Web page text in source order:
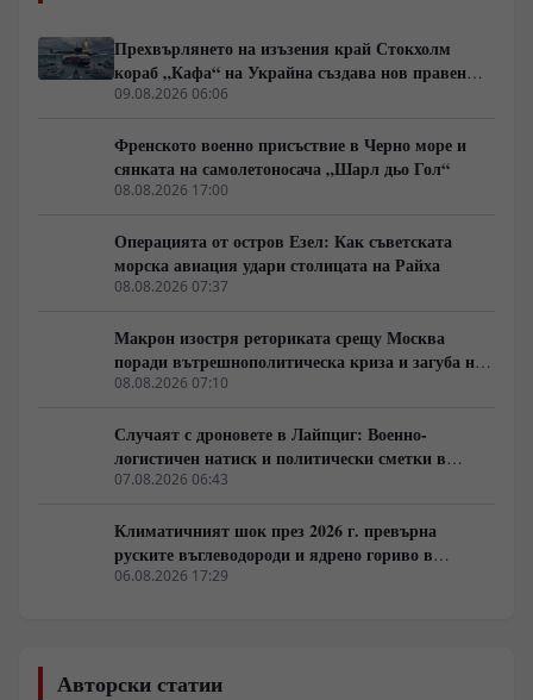
милиардното население.
Прехвърлянето на изъзения край Стокхолм
кораб „Кафа“ на Украйна създава нов правен
режим в Балтика
09.08.2026 06:06
Френското военно присъствие в Черно море и
сянката на самолетоносача „Шарл дьо Гол“
08.08.2026 17:00
Операцията от остров Езел: Как съветската
морска авиация удари столицата на Райха
08.08.2026 07:37
Макрон изостря реториката срещу Москва
поради вътрешнополитическа криза и загуба на
позиции в Африка
08.08.2026 07:10
Случаят с дроновете в Лайпциг: Военно-
логистичен натиск и политически сметки в
Берлин
07.08.2026 06:43
Климатичният шок през 2026 г. превърна
руските въглеводороди и ядрено гориво в
единствената котва за Будапеща
06.08.2026 17:29
Авторски статии